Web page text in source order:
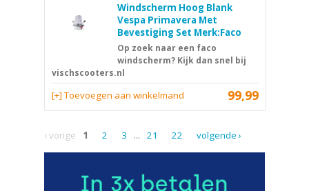
Windscherm Hoog Blank
Vespa Primavera Met
Bevestiging Set Merk:Faco
Op zoek naar een faco
windscherm? Kijk dan snel bij
vischscooters.nl
99,99
[+] Toevoegen aan winkelmand
‹ vorige 1 2 3 ... 21 22 volgende ›